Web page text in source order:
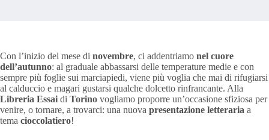
Con l’inizio del mese di novembre, ci addentriamo nel cuore
dell’autunno: al graduale abbassarsi delle temperature medie e con
sempre più foglie sui marciapiedi, viene più voglia che mai di rifugiarsi
al calduccio e magari gustarsi qualche dolcetto rinfrancante. Alla
Libreria Essai di Torino vogliamo proporre un’occasione sfiziosa per
venire, o tornare, a trovarci: una nuova presentazione letteraria a
tema cioccolatiero!